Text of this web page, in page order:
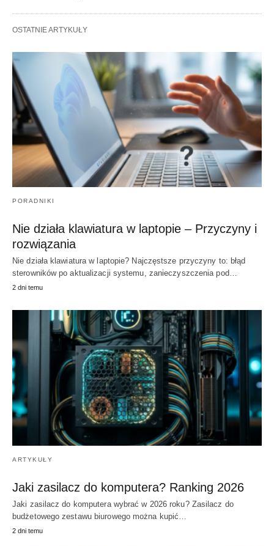
OSTATNIE ARTYKUŁY
PORADNIKI
Nie działa klawiatura w laptopie – Przyczyny i
rozwiązania
Nie działa klawiatura w laptopie? Najczęstsze przyczyny to: błąd
sterowników po aktualizacji systemu, zanieczyszczenia pod…
2 dni temu
ARTYKUŁY
Jaki zasilacz do komputera? Ranking 2026
Jaki zasilacz do komputera wybrać w 2026 roku? Zasilacz do
budżetowego zestawu biurowego można kupić…
2 dni temu